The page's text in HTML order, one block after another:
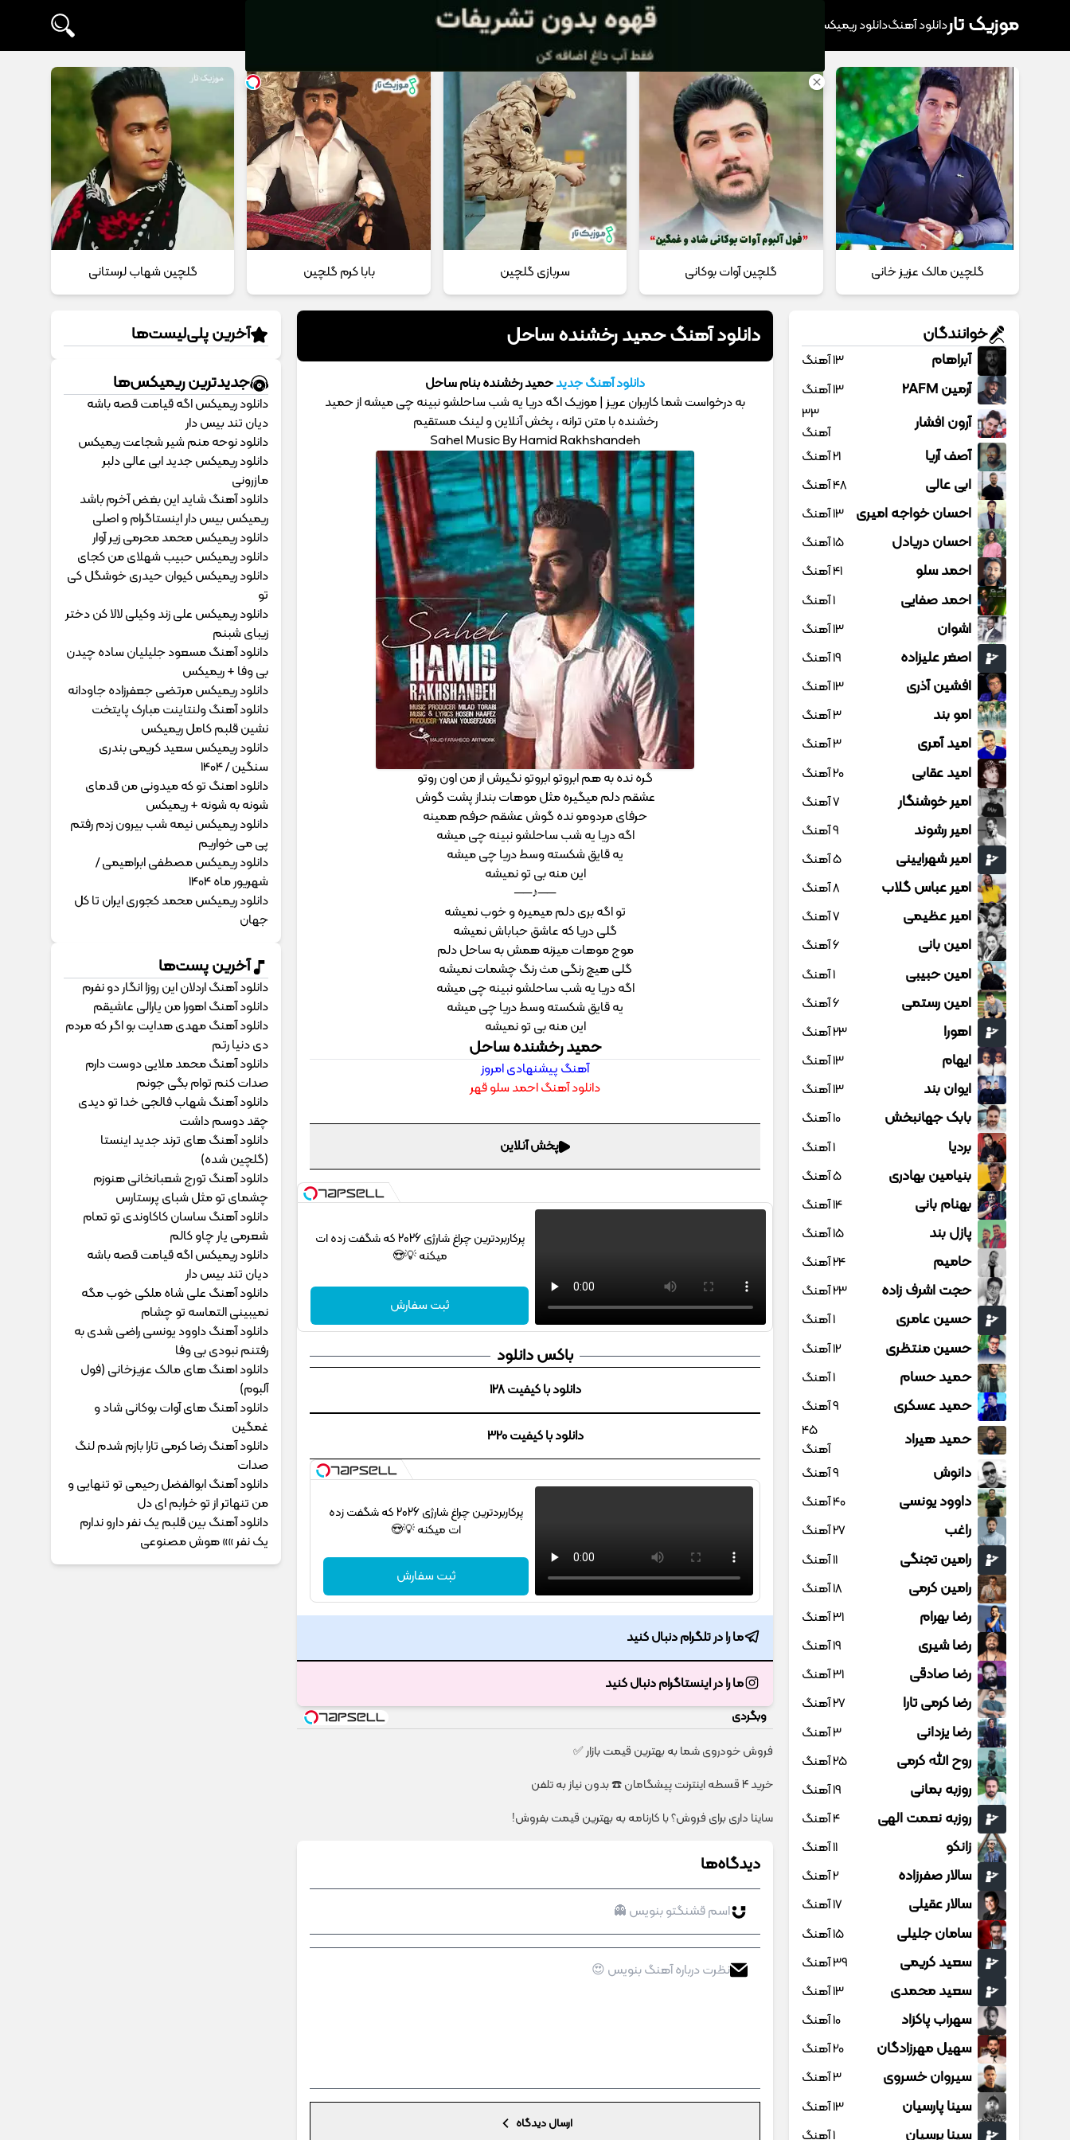
موزیک تاردانلود آهنگدانلود ریمیکس تماس با ما
گلچین مالک عزیز خانی گلچین آوات بوکانی سربازی گلچین بابا کرم گلچین گلچین شهاب لرستانی
دانلود آهنگ حمید رخشنده ساحل
دانلود آهنگ جدیدحمید رخشنده بنام ساحل
به درخواست شما کاربران عریز | موزیک اگه دریا یه شب ساحلشو نبینه چی میشه از حمید
رخشنده با متن ترانه ، پخش آنلاین و لینک مستقیم
Sahel Music By Hamid Rakhshandeh
گره نده به هم ابروتو ابروتو نگیرش از من اون روتو
عشقم دلم میگیره مثل موهات بنداز پشت گوش
حرفای مردومو نده گوش عشقم حرفم همینه
اگه دریا یه شب ساحلشو نبینه چی میشه
یه قایق شکسته وسط دریا چی میشه
این منه بی تو نمیشه
──♪──
تو اگه بری دلم میمیره و خوب نمیشه
گلی دریا که عاشق حباباش نمیشه
موج موهات میزنه همش به ساحل دلم
گلی هیچ رنگی مث رنگ چشمات نمیشه
اگه دریا یه شب ساحلشو نبینه چی میشه
یه قایق شکسته وسط دریا چی میشه
این منه بی تو نمیشه
حمید رخشنده ساحل
آهنگ پیشنهادی امروز
دانلود آهنگ احمد سلو قهر
پخش آنلاین
پرکاربردترین چراغ شارژی 2026 که شگفت زده ات
میکنه 💡😍
ثبت سفارش
باکس دانلود
دانلود با کیفیت 128
دانلود با کیفیت 320
پرکاربردترین چراغ شارژی 2026 که شگفت زده
ات میکنه 💡😍
ثبت سفارش
ما را در تلگرام دنبال کنید
ما را در اینستاگرام دنبال کنید
وبگردی
فروش خودروی شما به بهترین قیمت بازار ✅
خرید 4 قسطه اینترنت پیشگامان ☎️ بدون نیاز به تلفن
ساینا داری برای فروش؟ با کارنامه به بهترین قیمت بفروش!
دیدگاه‌ها
ارسال دیدگاه
خوانندگان
آبراهام 13 آهنگ
آرمین 2AFM 13 آهنگ
آرون افشار
33
آهنگ
آصف آریا 21 آهنگ
ابی عالی 48 آهنگ
احسان خواجه امیری 13 آهنگ
احسان دریادل 15 آهنگ
احمد سلو 41 آهنگ
احمد صفایی 1 آهنگ
اشوان 13 آهنگ
اصغر علیزاده 19 آهنگ
افشین آذری 13 آهنگ
امو بند 3 آهنگ
امید آمری 3 آهنگ
امید عقابی 20 آهنگ
امیر خوشنگار 7 آهنگ
امیر رشوند 9 آهنگ
امیر شهرایینی 5 آهنگ
امیر عباس گلاب 8 آهنگ
امیر عظیمی 7 آهنگ
امین بانی 6 آهنگ
امین حبیبی 1 آهنگ
امین رستمی 6 آهنگ
اهورا 23 آهنگ
ایهام 13 آهنگ
ایوان بند 13 آهنگ
بابک جهانبخش 10 آهنگ
بردیا 1 آهنگ
بنیامین بهادری 5 آهنگ
بهنام بانی 14 آهنگ
پازل بند 15 آهنگ
حامیم 24 آهنگ
حجت اشرف زاده 23 آهنگ
حسین عامری 1 آهنگ
حسین منتظری 12 آهنگ
حمید حسام 1 آهنگ
حمید عسکری 9 آهنگ
حمید هیراد
45
آهنگ
دانوش 9 آهنگ
داوود یونسی 40 آهنگ
راغب 27 آهنگ
رامین تجنگی 11 آهنگ
رامین کرمی 18 آهنگ
رضا بهرام 31 آهنگ
رضا شیری 19 آهنگ
رضا صادقی 31 آهنگ
رضا کرمی تارا 27 آهنگ
رضا یزدانی 3 آهنگ
روح الله کرمی 25 آهنگ
روزبه بمانی 19 آهنگ
روزبه نعمت الهی 4 آهنگ
زانکو 11 آهنگ
سالار صفرزاده 2 آهنگ
سالار عقیلی 17 آهنگ
سامان جلیلی 15 آهنگ
سعید کریمی 39 آهنگ
سعید محمدی 13 آهنگ
سهراب پاکزاد 10 آهنگ
سهیل مهرزادگان 20 آهنگ
سیروان خسروی 3 آهنگ
سینا پارسیان 13 آهنگ
سینا پرسیان 1 آهنگ
آخرین پلی‌لیست‌ها
جدیدترین ریمیکس‌ها
دانلود ریمیکس اگه قیامت قصه باشه
دیان تند بیس دار
دانلود نوحه منم شیر شجاعت ریمیکس
دانلود ریمیکس جدید ابی عالی دلبر
مازرونی
دانلود آهنگ شاید این بغض آخرم باشد
ریمیکس بیس دار اینستاگرام و اصلی
دانلود ریمیکس محمد محرمی زیر آوار
دانلود ریمیکس حبیب شهلای من کجای
دانلود ریمیکس کیوان حیدری خوشگل کی
تو
دانلود ریمیکس علی زند وکیلی لالا کن دختر
زیبای شبنم
دانلود آهنگ مسعود جلیلیان ساده چیدن
بی وفا + ریمیکس
دانلود ریمیکس مرتضی جعفرزاده جاودانه
دانلود آهنگ ولنتاینت مبارک پایتخت
نشین قلبم کامل ریمیکس
دانلود ریمیکس سعید کریمی بندری
سنگین / 1404
دانلود اهنگ تو که میدونی من قدمای
شونه به شونه + ریمیکس
دانلود ریمیکس نیمه شب بیرون زدم رفتم
پی می خواریم
دانلود ریمیکس مصطفی ابراهیمی /
شهریور ماه 1404
دانلود ریمیکس محمد کجوری ایران تا کل
جهان
آخرین پست‌ها
دانلود آهنگ اردلان این روزا انگار دو نفرم
دانلود آهنگ اهورا من یارالی عاشیقم
دانلود آهنگ مهدی هدایت بو اگر که مردم
دی دنیا رتم
دانلود آهنگ محمد ملایی دوﺳﺖ دارم
ﺻﺪات ﻛﻨﻢ ﺗﻮام ﺑﮕﻰ ﺟﻮﻧﻢ
دانلود آهنگ شهاب فالجی خدا تو دیدی
چقد دوسم داشت
دانلود آهنگ های ترند جدید اینستا
(گلچین شده)
دانلود آهنگ تورج شعبانخانی هنوزم
چشمای تو مثل شبای پرستارس
دانلود آهنگ ساسان کاکاوندی تو تمام
شعرمی یار چاو کالم
دانلود ریمیکس اگه قیامت قصه باشه
دیان تند بیس دار
دانلود آهنگ علی شاه ملکی خوب مگه
نمیبینی التماسه تو چشام
دانلود آهنگ داوود یونسی راﺿﻰ ﺷﺪی ﺑﻪ
رﻓﺘﻨﻢ ﻧﺒﻮدی ﺑﻰ وﻓﺎ
دانلود اهنگ های مالک عزیزخانی (فول
آلبوم)
دانلود آهنگ های آوات بوکانی شاد و
غمگین
دانلود آهنگ رضا کرمی تارا بازم شدم لنگ
صدات
دانلود آهنگ ابوالفضل رحیمی ﺗﻮ ﺗﻨﻬﺎﻳﻰ و
ﻣﻦ ﺗﻨﻬﺎﺗﺮ از ﺗﻮ ﺧﺮاﺑﻢ ای دل
دانلود آهنگ بین قلبم یک نفر دارو ندارم
یک نفر »» هوش مصنوعی